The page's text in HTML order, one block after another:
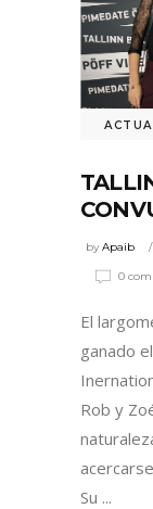
byApaib
0
El
ganado
Rob y
Su